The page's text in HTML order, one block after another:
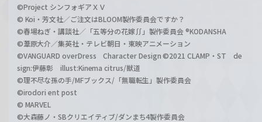
©Project シンフォギアＸＶ
© Koi・芳文社／ご注文はBLOOM製作委員会ですか？
©春場ねぎ・講談社／「五等分の花嫁∬」製作委員会 ®KODANSHA
©葦原大介／集英社・テレビ朝日・東映アニメーション
©VANGUARD overDress Character Design ©2021 CLAMP・ST de
sign:伊藤彰 illust:Kinema citrus/獣道
©理不尽な孫の手/MFブックス/「無職転生」製作委員会
©irodori ent post
© MARVEL
©大森藤ノ・SBクリエイティブ/ダンまち4製作委員会